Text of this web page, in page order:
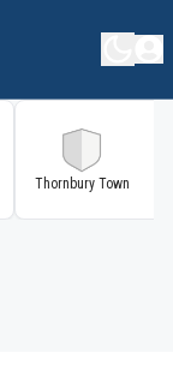
Thornbury Town